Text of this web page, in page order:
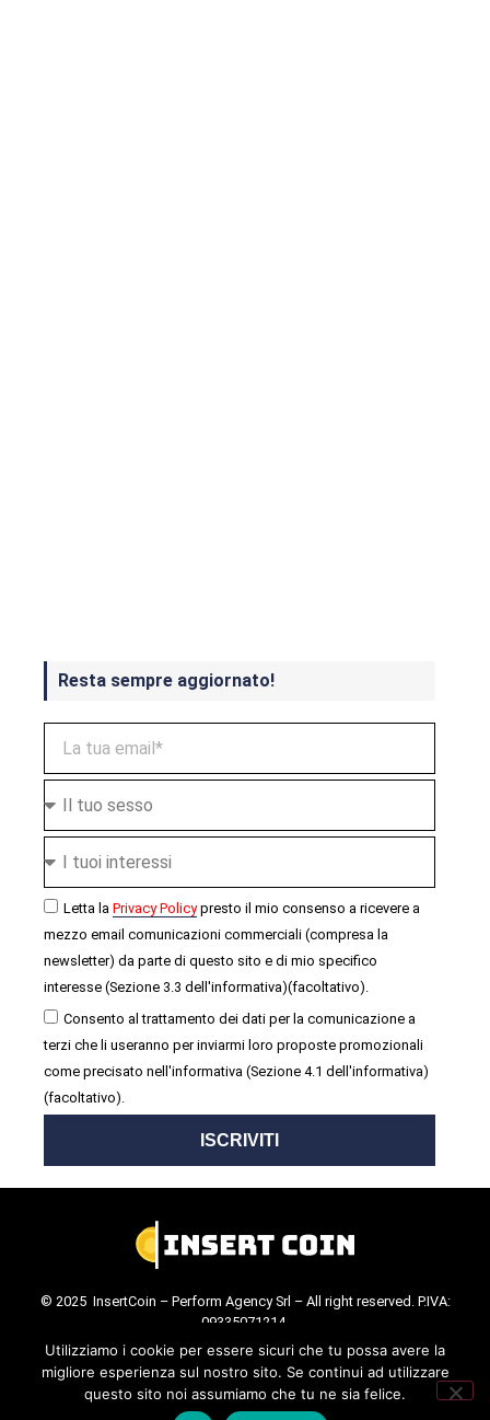
Resta sempre aggiornato!
Letta la Privacy Policypresto il mio consenso a ricevere a
mezzo email comunicazioni commerciali (compresa la
newsletter) da parte di questo sito e di mio specifico
interesse (Sezione 3.3 dell'informativa)(facoltativo).
Consento al trattamento dei dati per la comunicazione a
terzi che li useranno per inviarmi loro proposte promozionali
come precisato nell'informativa (Sezione 4.1 dell'informativa)
(facoltativo).
ISCRIVITI
© 2025 InsertCoin – Perform Agency Srl – All right reserved. P.IVA:
09335071214.
Cookie Policy . Privacy Policy.
Utilizziamo i cookie per essere sicuri che tu possa avere la
migliore esperienza sul nostro sito. Se continui ad utilizzare
questo sito noi assumiamo che tu ne sia felice.